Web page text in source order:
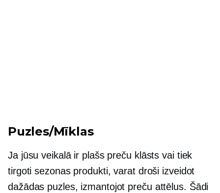
Puzles/Mīklas
Ja jūsu veikalā ir plašs preču klāsts vai tiek
tirgoti sezonas produkti, varat droši izveidot
dažādas puzles, izmantojot preču attēlus. Šādi